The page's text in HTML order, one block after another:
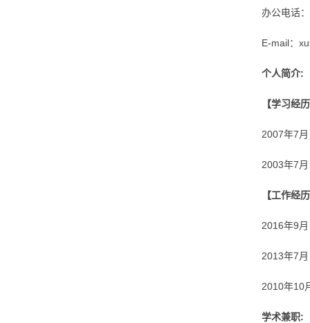
办公电话
E-mail：
个人简介:
【学习经
2007年7
2003年7
【工作经
2016年9
2013年7
2010年10
学术兼职: